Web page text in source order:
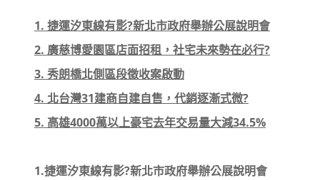
1. 捷運汐東線有影?新北市政府舉辦公展說明會
2. 廣慈博愛園區店面招租，社宅未來勢在必行?
3. 秀朗橋北側區段徵收案啟動
4. 北台灣31建商自建自售，代銷逐漸式微?
5. 高雄4000萬以上豪宅去年交易量大減34.5%
1.捷運汐東線有影?新北市政府舉辦公展說明會